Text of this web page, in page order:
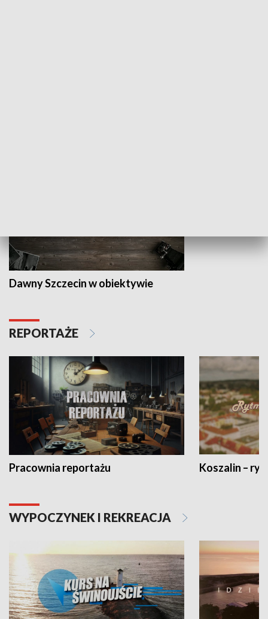
Dawny Szczecin w obiektywie
REPORTAŻE
Pracownia reportażu Koszalin –
WYPOCZYNEK I REKREACJA